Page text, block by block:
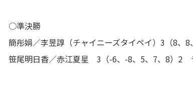
○準決勝
簡彤娟／李昱諄（チャイニーズタイペイ）3（8、
笹尾明日香／赤江夏星 3（-6、-8、5、7、8）2